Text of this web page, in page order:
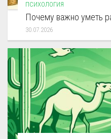
ПСИХОЛОГИЯ
Почему важно уметь
30.07.2026